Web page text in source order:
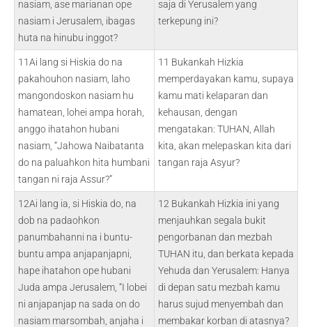
nasiam, ase marianan ope
nasiam i Jerusalem, ibagas
huta na hinubu inggot?
saja di Yerusalem yang
terkepung ini?
11Ai lang si Hiskia do na
pakahouhon nasiam, laho
mangondoskon nasiam hu
hamatean, lohei ampa horah,
anggo ihatahon hubani
nasiam, “Jahowa Naibatanta
do na paluahkon hita humbani
tangan ni raja Assur?”
11 Bukankah Hizkia
memperdayakan kamu, supaya
kamu mati kelaparan dan
kehausan, dengan
mengatakan: TUHAN, Allah
kita, akan melepaskan kita dari
tangan raja Asyur?
12Ai lang ia, si Hiskia do, na
dob na padaohkon
panumbahanni na i buntu-
buntu ampa anjapanjapni,
hape ihatahon ope hubani
Juda ampa Jerusalem, “I lobei
ni anjapanjap na sada on do
nasiam marsombah, anjaha i
12 Bukankah Hizkia ini yang
menjauhkan segala bukit
pengorbanan dan mezbah
TUHAN itu, dan berkata kepada
Yehuda dan Yerusalem: Hanya
di depan satu mezbah kamu
harus sujud menyembah dan
membakar korban di atasnya?